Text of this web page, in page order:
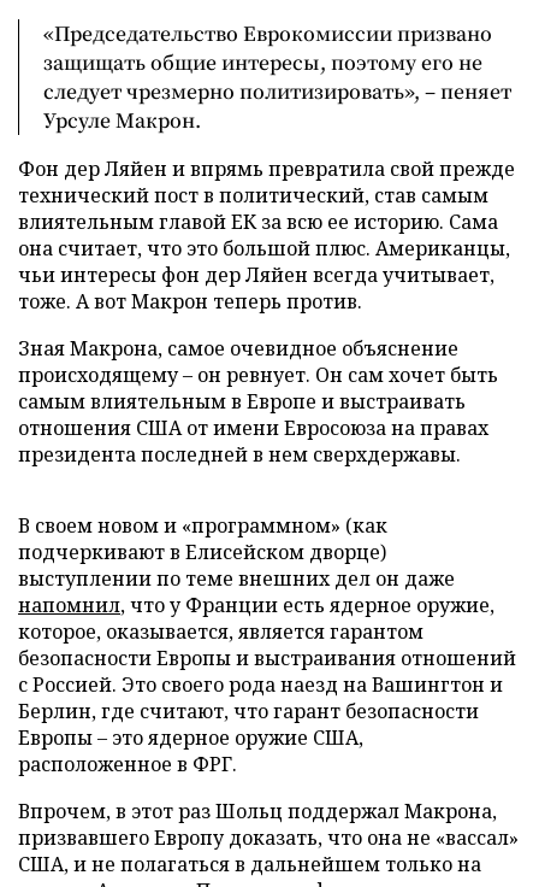
«Председательство Еврокомиссии призвано
защищать общие интересы, поэтому его не
следует чрезмерно политизировать», – пеняет
Урсуле Макрон.
Фон дер Ляйен и впрямь превратила свой прежде
технический пост в политический, став самым
влиятельным главой ЕК за всю ее историю. Сама
она считает, что это большой плюс. Американцы,
чьи интересы фон дер Ляйен всегда учитывает,
тоже. А вот Макрон теперь против.
Зная Макрона, самое очевидное объяснение
происходящему – он ревнует. Он сам хочет быть
самым влиятельным в Европе и выстраивать
отношения США от имени Евросоюза на правах
президента последней в нем сверхдержавы.
В своем новом и «программном» (как
подчеркивают в Елисейском дворце)
выступлении по теме внешних дел он даже
напомнил, что у Франции есть ядерное оружие,
которое, оказывается, является гарантом
безопасности Европы и выстраивания отношений
с Россией. Это своего рода наезд на Вашингтон и
Берлин, где считают, что гарант безопасности
Европы – это ядерное оружие США,
расположенное в ФРГ.
Впрочем, в этот раз Шольц поддержал Макрона,
призвавшего Европу доказать, что она не «вассал»
США, и не полагаться в дальнейшем только на